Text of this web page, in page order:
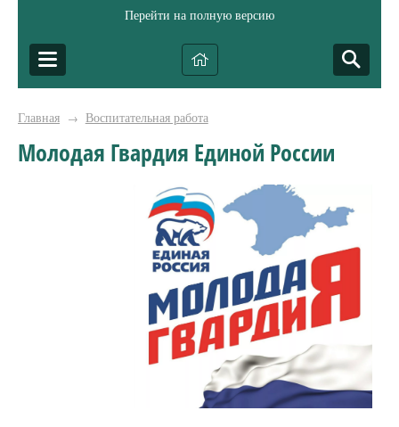
Перейти на полную версию
Главная → Воспитательная работа
Молодая Гвардия Единой России